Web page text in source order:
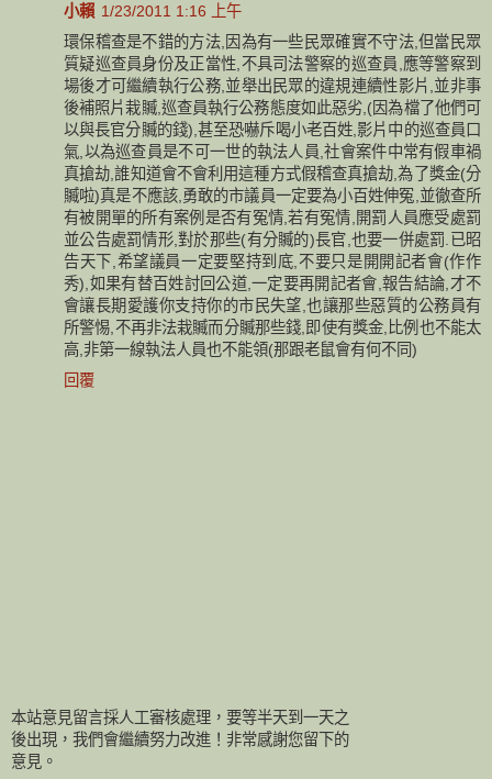
小賴 1/23/2011 1:16 上午
環保稽查是不錯的方法,因為有一些民眾確實不守法,但當民眾
質疑巡查員身份及正當性,不具司法警察的巡查員,應等警察到
場後才可繼續執行公務,並舉出民眾的違規連續性影片,並非事
後補照片栽贓,巡查員執行公務態度如此惡劣,(因為檔了他們可
以與長官分贓的錢),甚至恐嚇斥喝小老百姓,影片中的巡查員口
氣,以為巡查員是不可一世的執法人員,社會案件中常有假車禍
真搶劫,誰知道會不會利用這種方式假稽查真搶劫,為了獎金(分
贓啦)真是不應該,勇敢的市議員一定要為小百姓伸冤,並徹查所
有被開單的所有案例是否有冤情,若有冤情,開罰人員應受處罰
並公告處罰情形,對於那些(有分贓的)長官,也要一併處罰.已昭
告天下,希望議員一定要堅持到底,不要只是開開記者會(作作
秀),如果有替百姓討回公道,一定要再開記者會,報告結論,才不
會讓長期愛護你支持你的市民失望,也讓那些惡質的公務員有
所警惕,不再非法栽贓而分贓那些錢,即使有獎金,比例也不能太
高,非第一線執法人員也不能領(那跟老鼠會有何不同)
回覆
本站意見留言採人工審核處理，要等半天到一天之
後出現，我們會繼續努力改進！非常感謝您留下的
意見。